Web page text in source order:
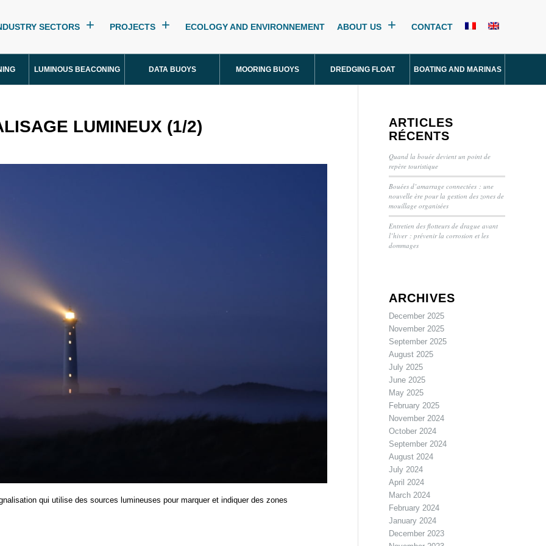
SECTORS PROJECTS ECOLOGY AND ENVIRONNEMENT ABOUT US CONTACT
LUMINOUS BEACONING DATA BUOYS MOORING BUOYS DREDGING FLOAT BOATING AND MARINAS
LUMINEUX (1/2)
qui utilise des sources lumineuses pour marquer et indiquer des zones
ARTICLES
RÉCENTS
Quand la bouée devient un point de
repère touristique
Bouées d’amarrage connectées : une
nouvelle ère pour la gestion des zones de
mouillage organisées
Entretien des flotteurs de drague avant
l’hiver : prévenir la corrosion et les
dommages
ARCHIVES
December 2025
November 2025
September 2025
August 2025
July 2025
June 2025
May 2025
February 2025
November 2024
October 2024
September 2024
August 2024
July 2024
April 2024
March 2024
February 2024
January 2024
December 2023